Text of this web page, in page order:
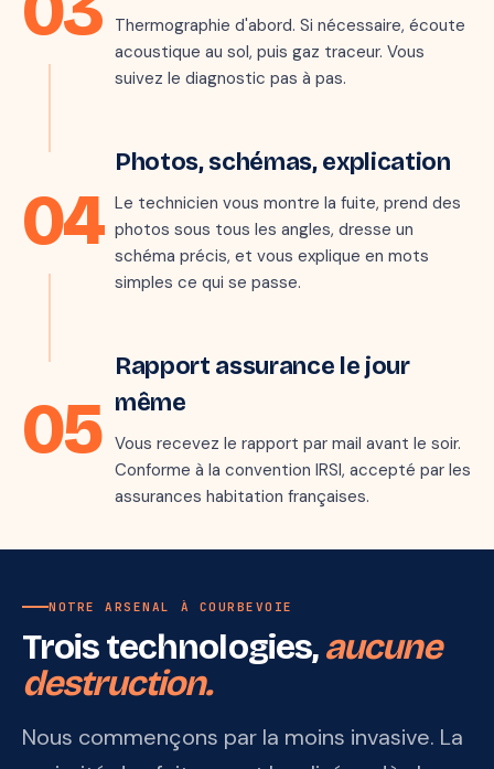
Thermographie d'abord. Si nécessaire, écoute
acoustique au sol, puis gaz traceur. Vous
suivez le diagnostic pas à pas.
04
Photos, schémas, explication
Le technicien vous montre la fuite, prend des
photos sous tous les angles, dresse un
schéma précis, et vous explique en mots
simples ce qui se passe.
Fuite sous chape
Durée :
1 h 47
Localisation :
Joint PER lavabo
✓ Validé avec le client
05
Rapport assurance le jour
même
Vous recevez le rapport par mail avant le soir.
Conforme à la convention IRSI, accepté par les
assurances habitation françaises.
mark_email_read
NOTRE ARSENAL À COURBEVOIE
Trois technologies,aucune
destruction.
Nous commençons par la moins invasive. La